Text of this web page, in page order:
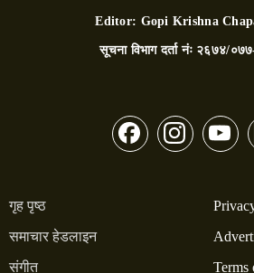
Editor: Gopi Krishna
सूचना विभाग दर्ता नंः २६७४/
गृह पृष्ठ
समाचार हेडलाइन
संगीत
Terms